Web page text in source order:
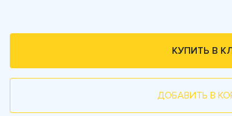
КУПИТЬ В
ДОБАВИТЬ В